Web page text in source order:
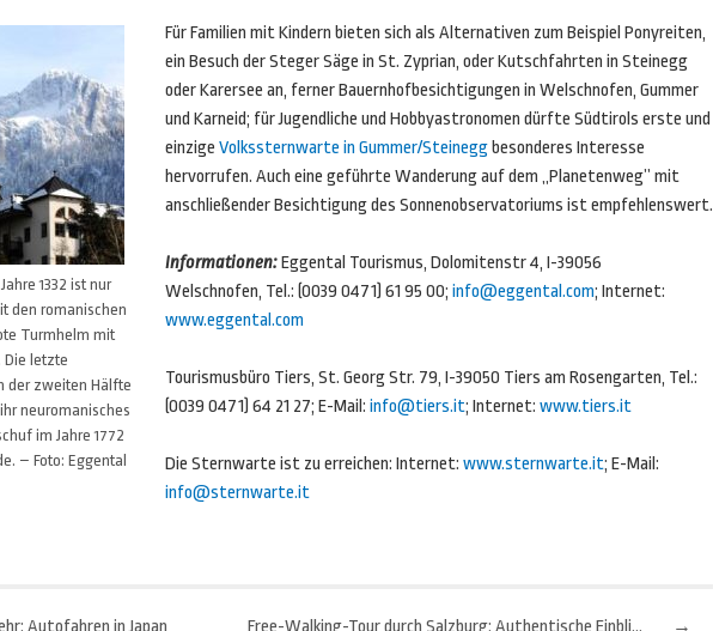
1332 ist nur
den romanischen
Turmhelm mit
Die letzte
der zweiten Hälfte
neuromanisches
im Jahre 1772
– Foto: Eggental
Für Familien mit Kindern bieten sich als Alternativen zum Beispiel Ponyreiten,
ein Besuch der Steger Säge in St. Zyprian, oder Kutschfahrten in Steinegg
oder Karersee an, ferner Bauernhofbesichtigungen in Welschnofen, Gummer
und Karneid; für Jugendliche und Hobbyastronomen dürfte Südtirols erste und
einzige Volkssternwarte in Gummer/Steineggbesonderes Interesse
hervorrufen. Auch eine geführte Wanderung auf dem „Planetenweg” mit
anschließender Besichtigung des Sonnenobservatoriums ist empfehlenswert.
Informationen:Eggental Tourismus, Dolomitenstr 4, I-39056
Welschnofen, Tel.: (0039 0471) 61 95 00; info@eggental.com; Internet:
www.eggental.com
Tourismusbüro Tiers, St. Georg Str. 79, I-39050 Tiers am Rosengarten, Tel.:
(0039 0471) 64 21 27; E-Mail: info@tiers.it; Internet: www.tiers.it
Die Sternwarte ist zu erreichen: Internet: www.sternwarte.it; E-Mail:
info@sternwarte.it
Autofahren in Japan →
Free-Walking-Tour durch Salzburg: Authentische Einblicke